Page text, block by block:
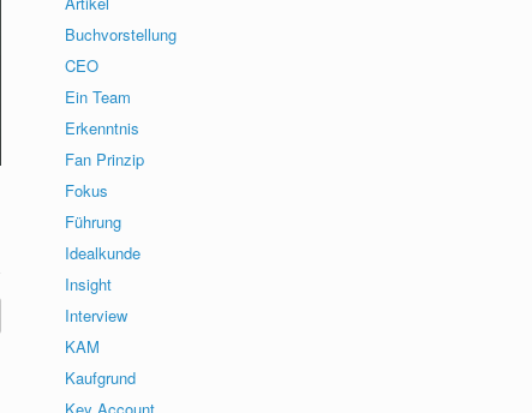
Buchvorstellung
CEO
Ein Team
Erkenntnis
Fan Prinzip
Fokus
Führung
Idealkunde
Insight
Interview
KAM
Kaufgrund